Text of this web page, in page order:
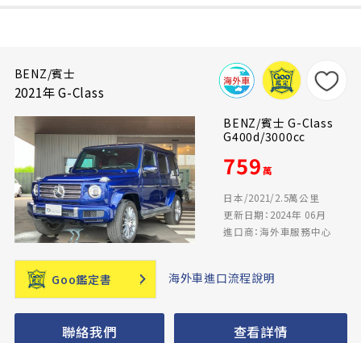
BENZ/賓士
2021年 G-Class
BENZ/賓士 G-Class
G400d/3000cc
759萬
日本/2021/2.5萬公里
更新日期：2024年 06月
進口商：海外車服務中心
Goo鑑定書 海外車進口流程說明
聯絡我們 查看詳情